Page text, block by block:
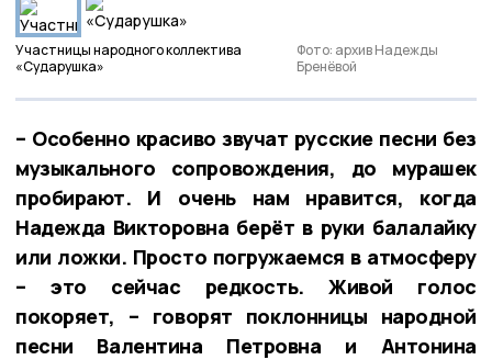
Участницы народного коллектива
«Сударушка»
Фото: архив Надежды
Бренёвой
– Особенно красиво звучат русские песни без
музыкального сопровождения, до мурашек
пробирают. И очень нам нравится, когда
Надежда Викторовна берёт в руки балалайку
или ложки. Просто погружаемся в атмосферу
– это сейчас редкость. Живой голос
покоряет, – говорят поклонницы народной
песни Валентина Петровна и Антонина